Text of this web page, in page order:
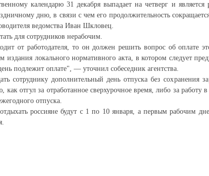
календарю 31 декабря выпадает на четверг и
дню, в связи с чем его продолжительность
ведомства Иван Шкловец.
для сотрудников нерабочим.
от работодателя, то он должен решить вопрос об оплате
издания локального нормативного акта, в котором следует
подлежит оплате", — уточнил собеседник агентства.
сотруднику дополнительный день отпуска без сохранения
как отгул за отработанное сверхурочное время, либо за работу
отпуска.
россияне будут с 1 по 10 января, а первым рабочим